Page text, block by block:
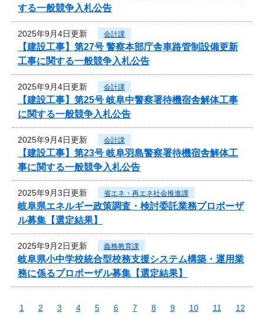
する一般競争入札公告
2025年9月4日更新 会計課
【建設工事】第27号 警察本部庁舎車路管制設備更新
工事に関する一般競争入札公告
2025年9月4日更新 会計課
【建設工事】第25号 岐阜中警察署待機宿舎解体工事
に関する一般競争入札公告
2025年9月4日更新 会計課
【建設工事】第23号 岐阜羽島警察署待機宿舎解体工
事に関する一般競争入札公告
2025年9月3日更新 省エネ・再エネ社会推進課
岐阜県エネルギー政策調査・検討委託業務プロポーザ
ル募集【選定結果】
2025年9月2日更新 義務教育課
岐阜県小中学校統合型校務支援システム構築・運用業
務に係るプロポーザル募集【選定結果】
1 2 3 4 5 6 7 8 9 10 11
12